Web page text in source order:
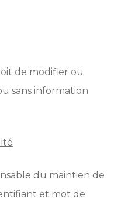
de modifier ou
sans information
du maintien de
et mot de